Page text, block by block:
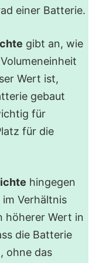
einer Batterie.
gibt an, wie
Wert ist,
gebaut
für
für die
hingegen
Verhältnis
höherer Wert in
die Batterie
ohne das